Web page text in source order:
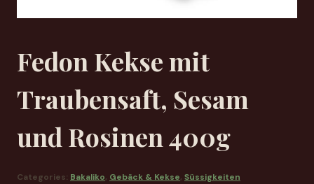
Fedon Kekse mit
Traubensaft, Sesam
und Rosinen 400g
Categories: Bakaliko, Gebäck & Kekse, Süssigkeiten